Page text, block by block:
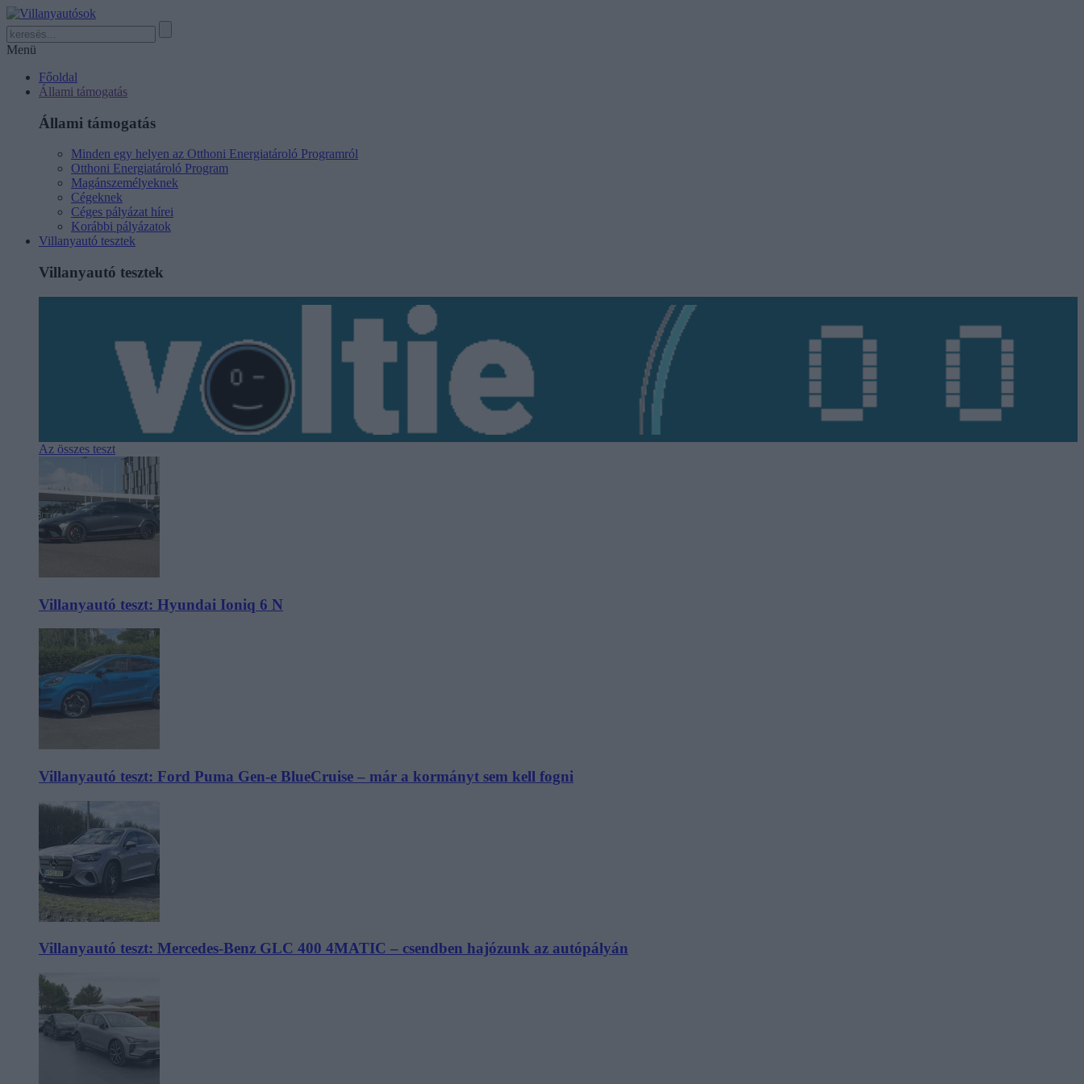
Menü
Főoldal
Állami támogatás
Állami támogatás
Minden egy helyen az Otthoni Energiatároló Programról
Otthoni Energiatároló Program
Magánszemélyeknek
Cégeknek
Céges pályázat hírei
Korábbi pályázatok
Villanyautó tesztek
Villanyautó tesztek
Az összes teszt
Villanyautó teszt: Hyundai Ioniq 6 N
Villanyautó teszt: Ford Puma Gen-e BlueCruise – már a kormányt sem kell fogni
Villanyautó teszt: Mercedes-Benz GLC 400 4MATIC – csendben hajózunk az autópályán